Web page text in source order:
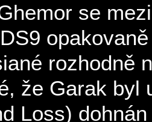
se
rozhodně
že Garak byl
Loss)